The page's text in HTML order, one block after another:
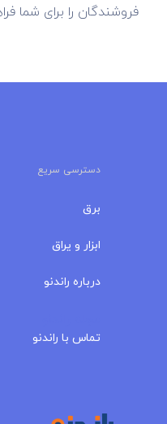
فروشندگان را برای شما
دسترسی سریع
برق
ابزار و یراق
درباره‌ راندنو
تماس با راندنو